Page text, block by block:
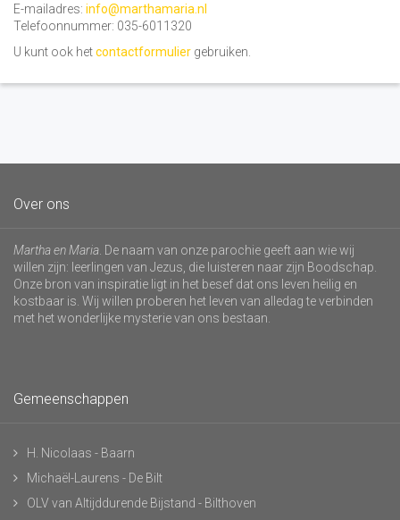
E-mailadres: info@marthamaria.nl
Telefoonnummer: 035-6011320
U kunt ook hetcontactformulier gebruiken.
Over ons
Martha en Maria . De naam van onze parochie geeft aan wie wij
willen zijn: leerlingen van Jezus, die luisteren naar zijn Boodschap.
Onze bron van inspiratie ligt in het besef dat ons leven heilig en
kostbaar is. Wij willen proberen het leven van alledag te verbinden
met het wonderlijke mysterie van ons bestaan.
Gemeenschappen
H. Nicolaas - Baarn
Michaël-Laurens - De Bilt
OLV van Altijddurende Bijstand - Bilthoven